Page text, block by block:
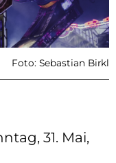
Foto: Sebastian Birkl
31. Mai,